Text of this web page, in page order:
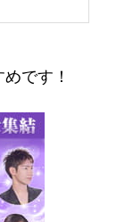
です！